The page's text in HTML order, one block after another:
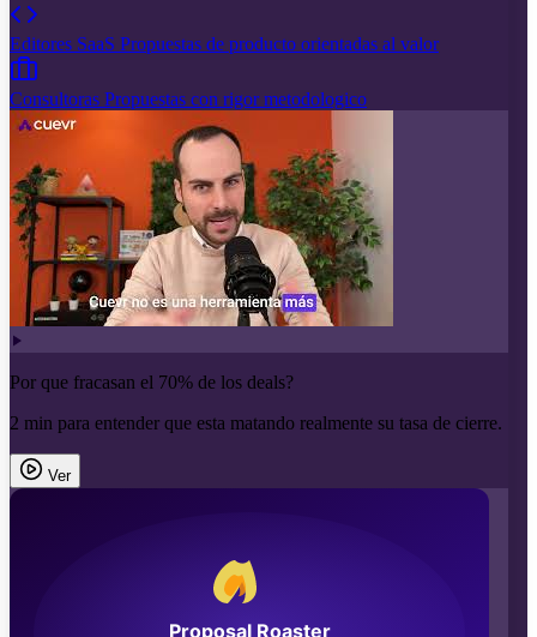
Editores SaaS Propuestas de producto orientadas al valor
Consultoras Propuestas con rigor metodologico
Por que fracasan el 70% de los deals?
2 min para entender que esta matando realmente su tasa de cierre.
Ver